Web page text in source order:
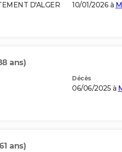
D'ALGER 10/01/2026 à
ans)
Décès
06/06/2025 à
ans)